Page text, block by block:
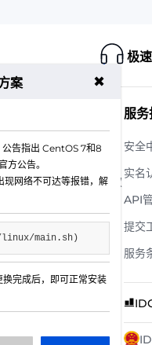
极
铭联科技 版权
1幢2029室
服
安全
实名
API
提交
服务
案 ✖
告指出 CentOS 7和8
公告。
网络不可达等报错，解
linux/main.sh)
完成后，即可正常安装